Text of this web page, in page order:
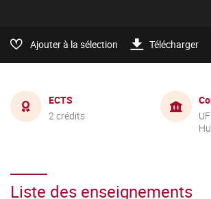
Ajouter à la sélection Télécharger
ECTS
2 crédits
Liste des enseignements